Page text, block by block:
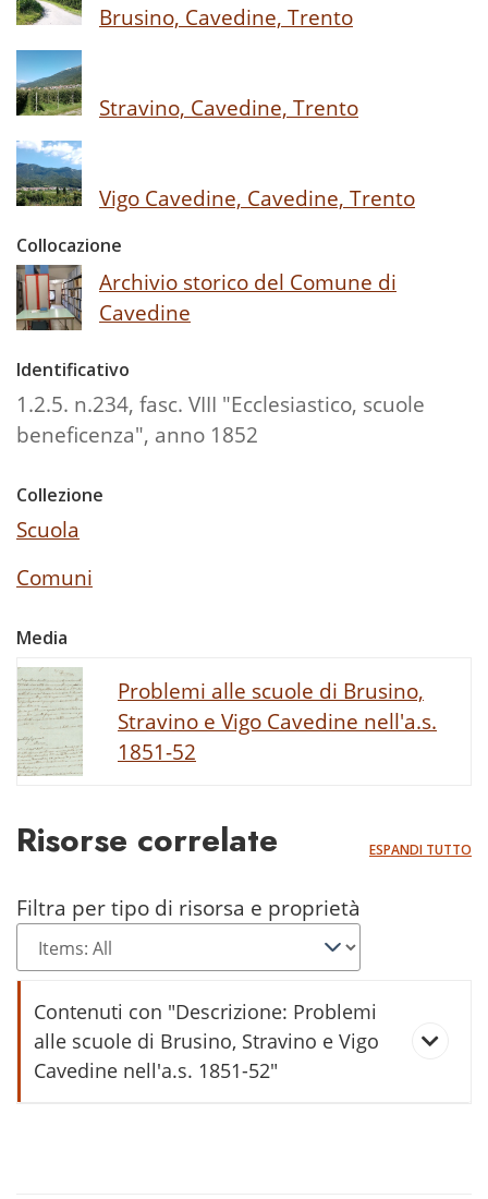
Brusino, Cavedine, Trento
Stravino, Cavedine, Trento
Vigo Cavedine, Cavedine, Trento
Collocazione
Archivio storico del Comune di
Cavedine
Identificativo
1.2.5. n.234, fasc. VIII "Ecclesiastico, scuole
beneficenza", anno 1852
Collezione
Scuola
Comuni
Media
Problemi alle scuole di Brusino,
Stravino e Vigo Cavedine nell'a.s.
1851-52
Risorse correlate ESPANDI TUTTO
Filtra per tipo di risorsa e proprietà
Contenuti con "Descrizione: Problemi
alle scuole di Brusino, Stravino e Vigo
Cavedine nell'a.s. 1851-52"